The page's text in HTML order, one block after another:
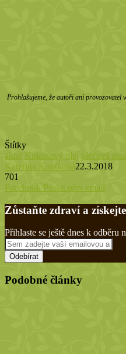
Prohlašujeme, že autoři ani provozovatel
Štítky
akné Kokosový olej pleťová
Kateřina Knotková22.3.2018
701
Facebook Poslat přes email
Zůstaňte zdraví a
Přihlaste se ještě dnes k
Sem
zadejte
vaší
emailovou
adresu
Podobné články